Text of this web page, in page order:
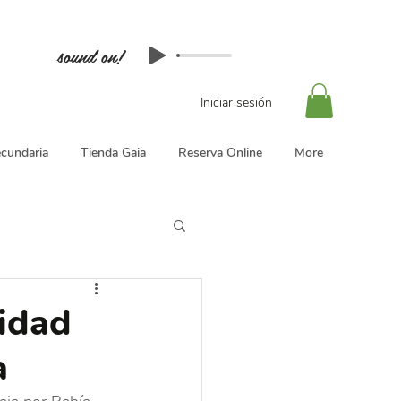
sound on!
Iniciar sesión
Tienda Gaia Reserva Online More